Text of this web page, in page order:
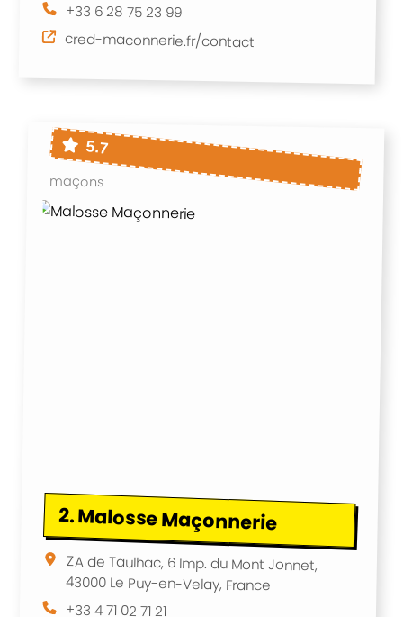
+33 6 28 75 23 99
cred-maconnerie.fr/contact
5.7
maçons
2.Malosse Maçonnerie
ZA de Taulhac, 6 Imp. du Mont Jonnet,
43000 Le Puy-en-Velay, France
+33 4 71 02 71 21